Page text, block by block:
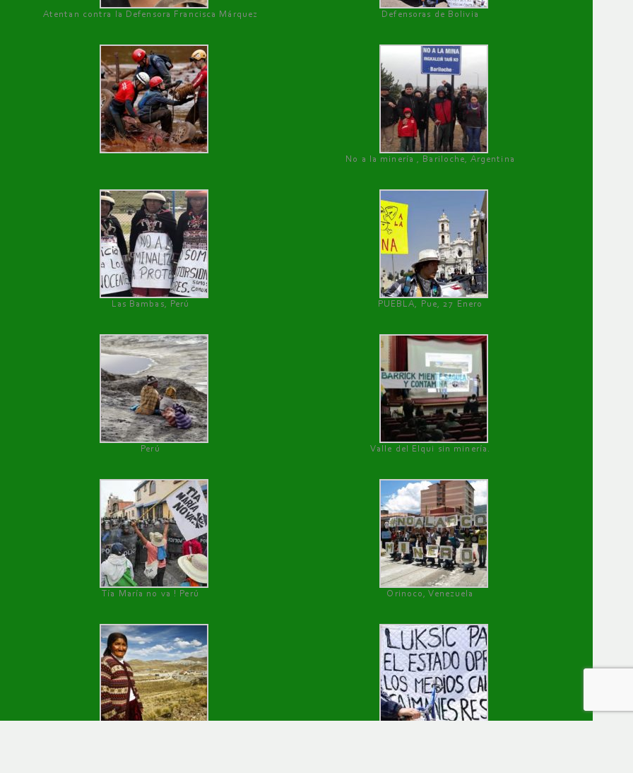
Atentan contra la Defensora Francisca Márquez Defensoras de Bolivia
No a la minería , Bariloche, Argentina
Las Bambas, Perú PUEBLA, Pue, 27 Enero
Perú Valle del Elqui sin minería.
Tía María no va ! Perú Orinoco, Venezuela